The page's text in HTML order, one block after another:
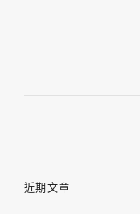
近期文章